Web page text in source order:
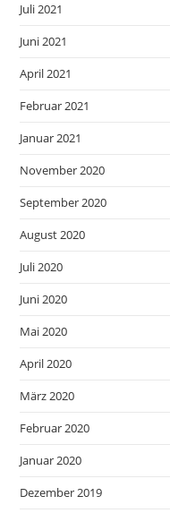
Juli 2021
Juni 2021
April 2021
Februar 2021
Januar 2021
November 2020
September 2020
August 2020
Juli 2020
Juni 2020
Mai 2020
April 2020
März 2020
Februar 2020
Januar 2020
Dezember 2019